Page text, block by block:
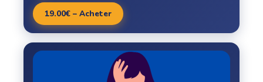
19.00€ – Acheter